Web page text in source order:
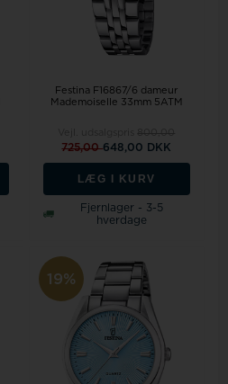
Festina F16867/6 dameur
Mademoiselle 33mm 5ATM
725,00648,00 DKK
LÆG I KURV
Fjernlager - 3-5
hverdage
19%